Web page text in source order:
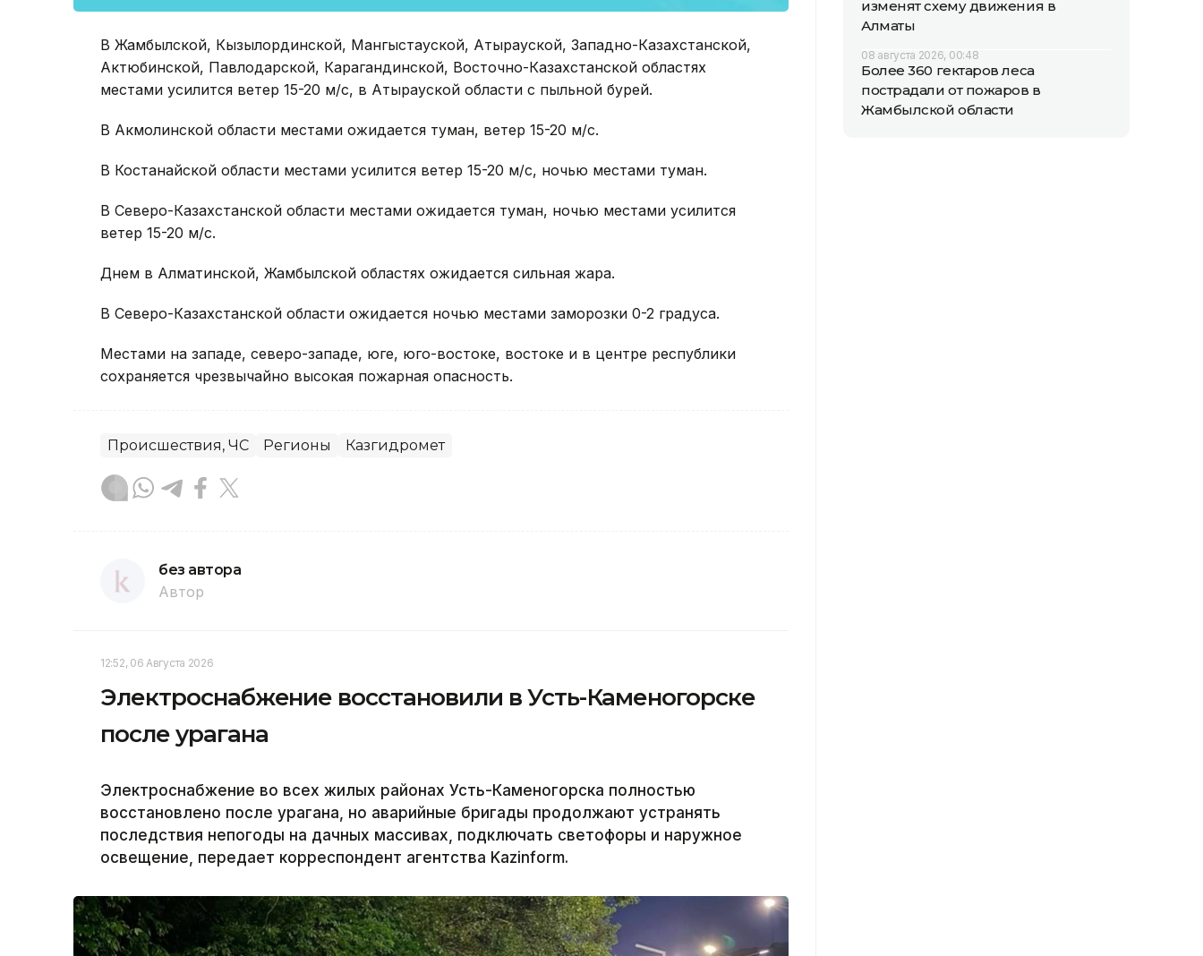
В Жамбылской, Кызылординской, Мангыстауской, Атырауской, Западно-Казахстанской,
Актюбинской, Павлодарской, Карагандинской, Восточно-Казахстанской областях
местами усилится ветер 15-20 м/с, в Атырауской области с пыльной бурей.
В Акмолинской области местами ожидается туман, ветер 15-20 м/с.
В Костанайской области местами усилится ветер 15-20 м/с, ночью местами туман.
В Северо-Казахстанской области местами ожидается туман, ночью местами усилится
ветер 15-20 м/с.
Днем в Алматинской, Жамбылской областях ожидается сильная жара.
В Северо-Казахстанской области ожидается ночью местами заморозки 0-2 градуса.
Местами на западе, северо-западе, юге, юго-востоке, востоке и в центре республики
сохраняется чрезвычайно высокая пожарная опасность.
Происшествия, ЧС Регионы Казгидромет
без автора
Автор
12:52, 06 Августа 2026
Электроснабжение восстановили в Усть-Каменогорске
после урагана
Электроснабжение во всех жилых районах Усть-Каменогорска полностью
восстановлено после урагана, но аварийные бригады продолжают устранять
последствия непогоды на дачных массивах, подключать светофоры и наружное
освещение, передает корреспондент агентства Kazinform.
изменят схему движения в
Алматы
08 августа 2026, 00:48
Более 360 гектаров леса
пострадали от пожаров в
Жамбылской области